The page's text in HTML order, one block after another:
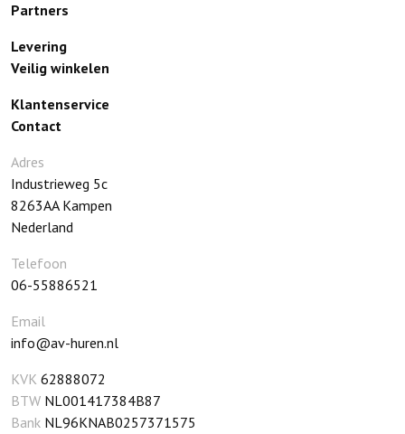
Adres
Industrieweg 5c
8263AA Kampen
Nederland
Telefoon
06-55886521
Email
info@av-huren.nl
Partners
Levering
Veilig winkelen
Klantenservice
Contact
KVK 62888072
BTW NL001417384B87
Bank NL96KNAB0257371575